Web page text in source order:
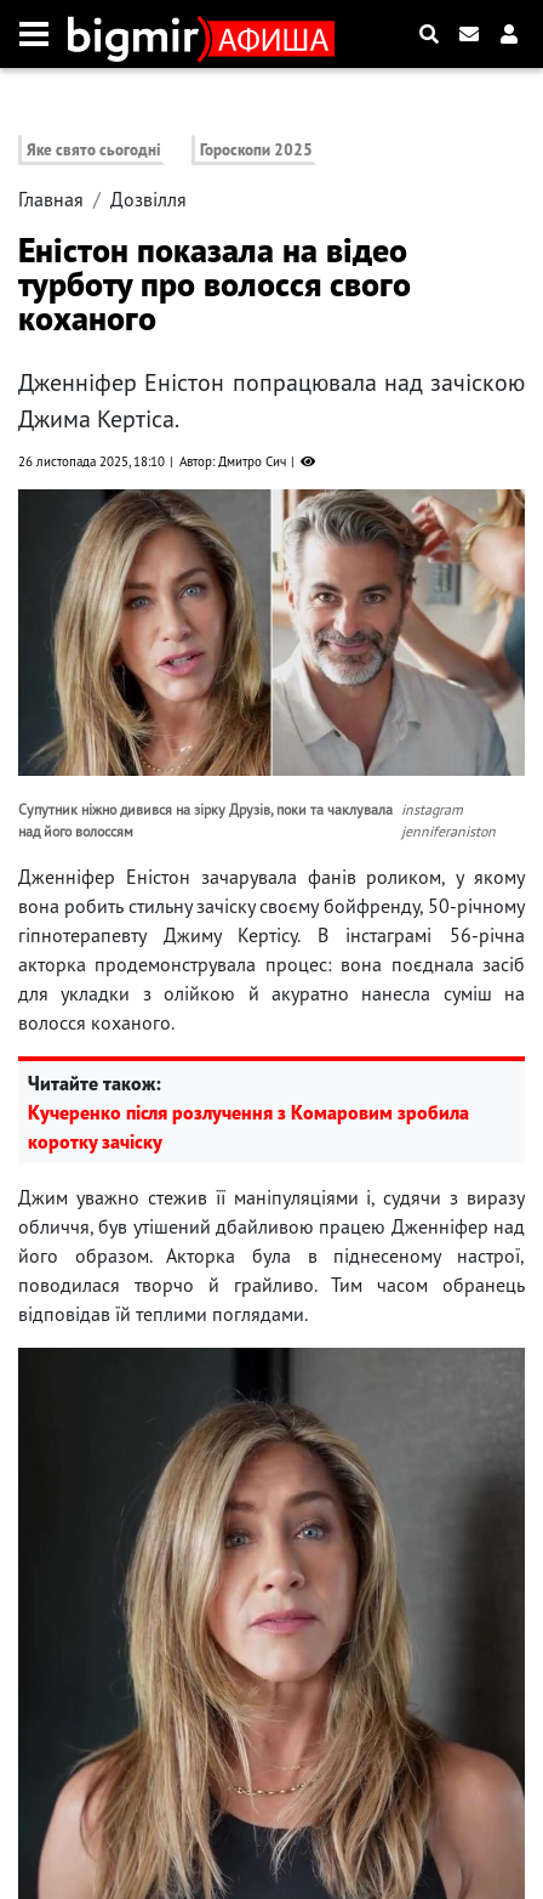
Яке свято сьогодні Гороскопи 2025
Главная Дозвілля
Еністон показала на відео
турботу про волосся свого
коханого
Дженніфер Еністон попрацювала над зачіскою
Джима Кертіса.
26 листопада 2025, 18:10 Автор: Дмитро Сич
Супутник ніжно дивився на зірку Друзів, поки та чаклувала
над його волоссям
instagram
jenniferaniston
Дженніфер Еністон зачарувала фанів роликом, у якому
вона робить стильну зачіску своєму бойфренду, 50-річному
гіпнотерапевту Джиму Кертісу. В інстаграмі 56-річна
акторка продемонструвала процес: вона поєднала засіб
для укладки з олійкою й акуратно нанесла суміш на
волосся коханого.
Читайте також:
Кучеренко після розлучення з Комаровим зробила
коротку зачіску
Джим уважно стежив її маніпуляціями і, судячи з виразу
обличчя, був утішений дбайливою працею Дженніфер над
його образом. Акторка була в піднесеному настрої,
поводилася творчо й грайливо. Тим часом обранець
відповідав їй теплими поглядами.